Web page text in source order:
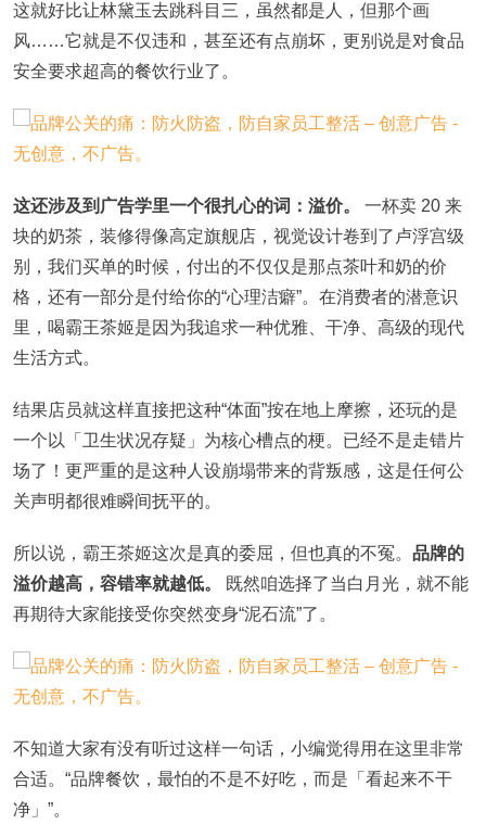
这就好比让林黛玉去跳科目三，虽然都是人，但那个画
风……它就是不仅违和，甚至还有点崩坏，更别说是对食品
安全要求超高的餐饮行业了。
这还涉及到广告学里一个很扎心的词：溢价。
一杯卖 20 来
块的奶茶，装修得像高定旗舰店，视觉设计卷到了卢浮宫级
别，我们买单的时候，付出的不仅仅是那点茶叶和奶的价
格，还有一部分是付给你的“心理洁癖”。在消费者的潜意识
里，喝霸王茶姬是因为我追求一种优雅、干净、高级的现代
生活方式。
结果店员就这样直接把这种“体面”按在地上摩擦，还玩的是
一个以「卫生状况存疑」为核心槽点的梗。已经不是走错片
场了！更严重的是这种人设崩塌带来的背叛感，这是任何公
关声明都很难瞬间抚平的。
所以说，霸王茶姬这次是真的委屈，但也真的不冤。 品牌的
溢价越高，容错率就越低。
既然咱选择了当白月光，就不能
再期待大家能接受你突然变身“泥石流”了。
不知道大家有没有听过这样一句话，小编觉得用在这里非常
合适。“品牌餐饮，最怕的不是不好吃，而是「看起来不干
净」”。